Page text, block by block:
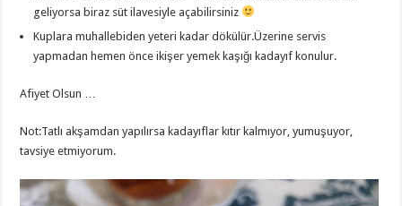
geliyorsa biraz süt ilavesiyle açabilirsiniz
Kuplara muhallebiden yeteri kadar dökülür.Üzerine servis
yapmadan hemen önce ikişer yemek kaşığı kadayıf konulur.
Afiyet Olsun …
Not:Tatlı akşamdan yapılırsa kadayıflar kıtır kalmıyor, yumuşuyor,
tavsiye etmiyorum.